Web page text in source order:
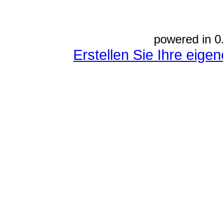
powered in
Erstellen Sie Ihre